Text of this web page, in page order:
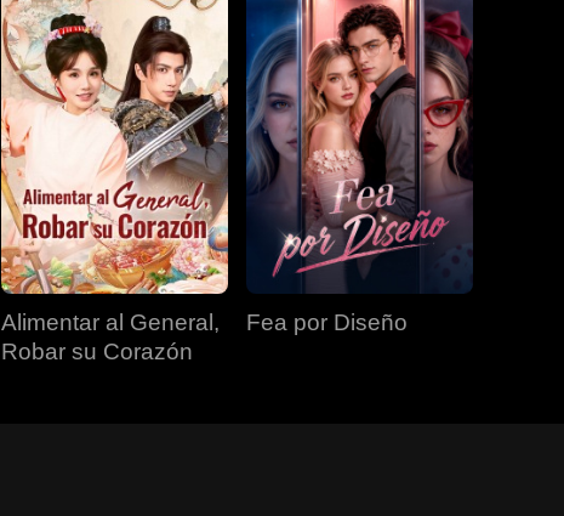
Alimentar al General,
Robar su Corazón
Fea por Diseño